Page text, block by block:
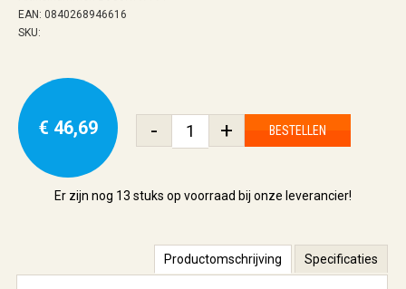
EAN: 0840268946616
SKU:
€ 46,69 - + BESTELLEN
Er zijn nog 13 stuks op voorraad bij onze leverancier!
Productomschrijving Specificaties